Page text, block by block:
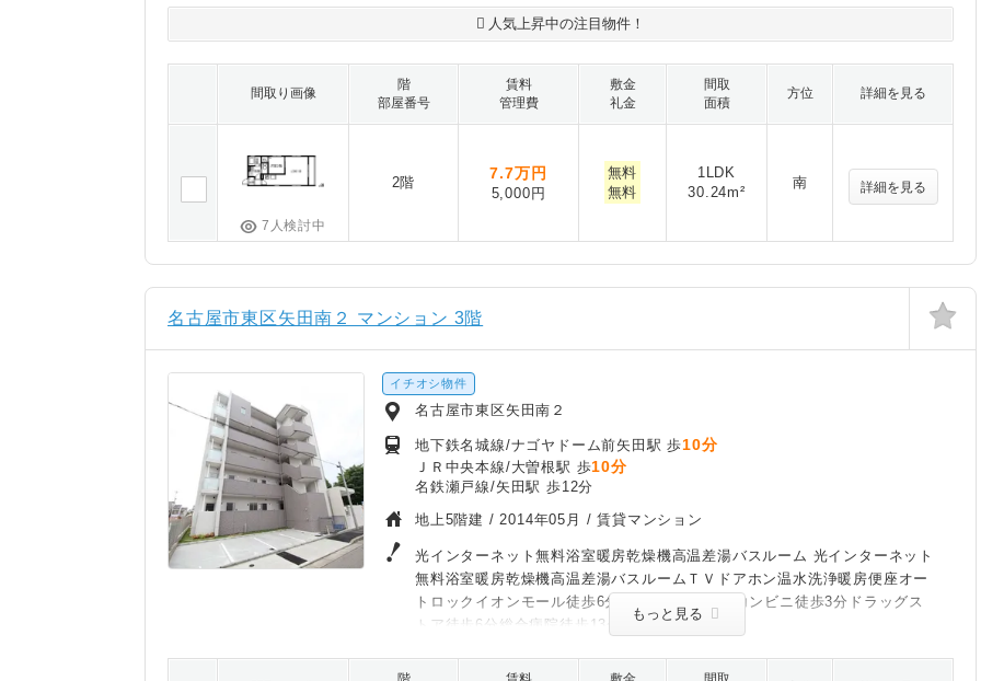
人気上昇中の注目物件！
間取り画像
階
部屋番号
賃料
管理費
敷金
礼金
間取
面積
方位 詳細を見る
7人検討中
2階
7.7万円
5,000円
無料
無料
1LDK
30.24m²
南 詳細を見る
名古屋市東区矢田南２ マンション 3階
イチオシ物件
名古屋市東区矢田南２
地下鉄名城線/ナゴヤドーム前矢田駅 歩10分
ＪＲ中央本線/大曽根駅 歩10分
名鉄瀬戸線/矢田駅 歩12分
地上5階建 /2014年05月 / 賃貸マンション
光インターネット無料浴室暖房乾燥機高温差湯バスルーム 光インターネット
無料浴室暖房乾燥機高温差湯バスルームＴＶドアホン温水洗浄暖房便座オー
トロックイオンモール徒歩6分スーパー徒歩5分コンビニ徒歩3分ドラッグス
トア徒歩6分総合病院徒歩13分ゲオ徒歩15分
もっと見る